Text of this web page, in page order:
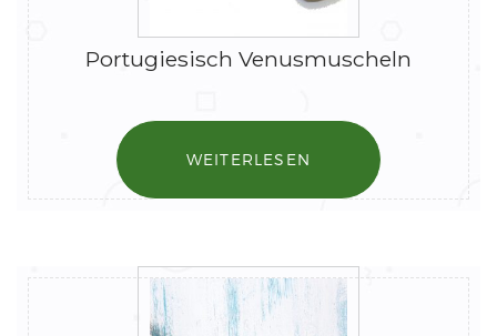
Portugiesisch Venusmuscheln
WEITERLESEN